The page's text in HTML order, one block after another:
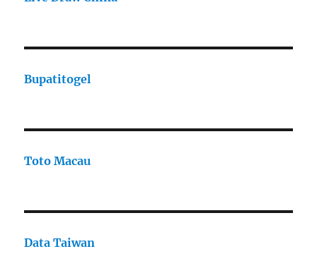
Bupatitogel
Toto Macau
Data Taiwan